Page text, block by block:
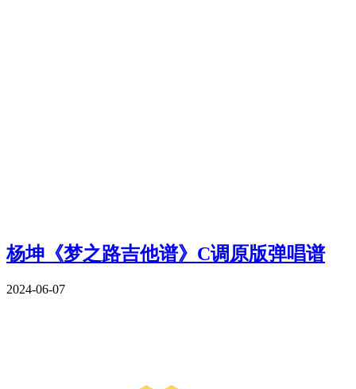
杨坤《梦之路吉他谱》C调原版弹唱谱
2024-06-07